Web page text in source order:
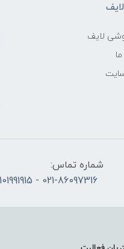
لایف
شماره تماس:
021-86097316 - 09101991915